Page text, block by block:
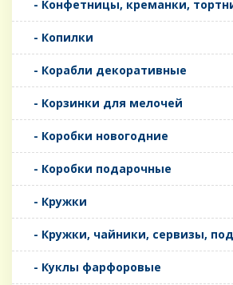
- Конфетницы, креманки,
- Копилки
- Корабли декоративные
- Корзинки для мелочей
- Коробки новогодние
- Коробки подарочные
- Кружки
- Кружки, чайники, сервизы,
- Куклы фарфоровые